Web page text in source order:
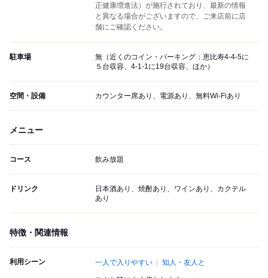
正健康増進法）が施行されており、最新の情報
と異なる場合がございますので、ご来店前に店
舗にご確認ください。
駐車場
無（近くのコイン・パーキング：恵比寿4-4-5に
５台収容、4-1-1に19台収容、ほか）
空間・設備 カウンター席あり、電源あり、無料Wi-Fiあり
メニュー
コース 飲み放題
ドリンク
日本酒あり、焼酎あり、ワインあり、カクテル
あり
特徴・関連情報
利用シーン 一人で入りやすい 知人・友人と